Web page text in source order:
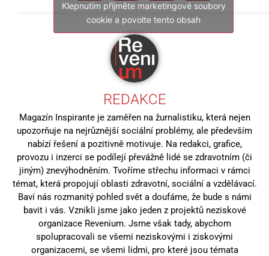
Klepnutím přijměte marketingové soubory
cookie a povolte tento obsah
REDAKCE
Magazín Inspirante je zaměřen na žurnalistiku, která nejen
upozorňuje na nejrůznější sociální problémy, ale především
nabízí řešení a pozitivně motivuje. Na redakci, grafice,
provozu i inzerci se podílejí převážně lidé se zdravotním (či
jiným) znevýhodněním. Tvoříme střechu informaci v rámci
témat, která propojují oblasti zdravotní, sociální a vzdělávací.
Baví nás rozmanitý pohled svět a doufáme, že bude s námi
bavit i vás. Vznikli jsme jako jeden z projektů neziskové
organizace Revenium. Jsme však tady, abychom
spolupracovali se všemi neziskovými i ziskovými
organizacemi, se všemi lidmi, pro které jsou témata